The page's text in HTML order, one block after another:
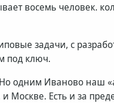
восемь человек.
задачи, с
под ключ.
одним Иваново наш
и Москве. Есть и за